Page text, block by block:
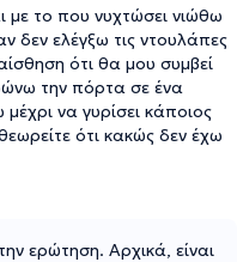
το που νυχτώσει νιώθω
δεν ελέγξω τις ντουλάπες
ότι θα μου συμβεί
την πόρτα σε ένα
να γυρίσει κάποιος
ότι κακώς δεν έχω
ερώτηση. Αρχικά, είναι